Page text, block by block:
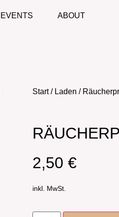
EVENTS ABOUT
Start/ Laden /
2,50 €
inkl. MwSt.